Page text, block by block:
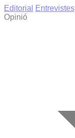
Editorial
Entrevistes
Opinió